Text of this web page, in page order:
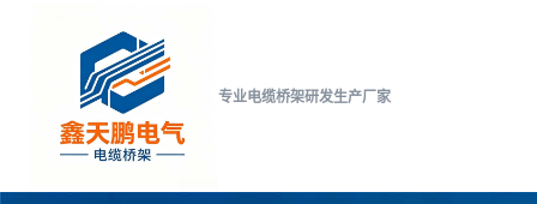
专业电缆桥架研发生产厂家